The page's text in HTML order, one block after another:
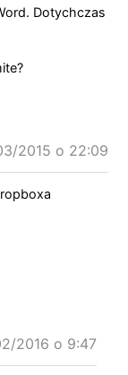
Dotychczas
2015 o 22:09
2016 o 9:47